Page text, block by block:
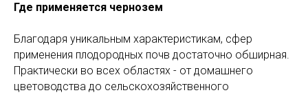
Где применяется чернозем
Благодаря уникальным характеристикам, сфер
применения плодородных почв достаточно обширная.
Практически во всех областях - от домашнего
цветоводства до сельскохозяйственного